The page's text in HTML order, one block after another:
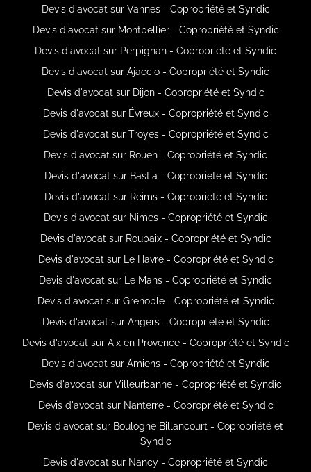
Devis d'avocat sur Vannes - Copropriété et Syndic
Devis d'avocat sur Montpellier - Copropriété et Syndic
Devis d'avocat sur Perpignan - Copropriété et Syndic
Devis d'avocat sur Ajaccio - Copropriété et Syndic
Devis d'avocat sur Dijon - Copropriété et Syndic
Devis d'avocat sur Évreux - Copropriété et Syndic
Devis d'avocat sur Troyes - Copropriété et Syndic
Devis d'avocat sur Rouen - Copropriété et Syndic
Devis d'avocat sur Bastia - Copropriété et Syndic
Devis d'avocat sur Reims - Copropriété et Syndic
Devis d'avocat sur Nimes - Copropriété et Syndic
Devis d'avocat sur Roubaix - Copropriété et Syndic
Devis d'avocat sur Le Havre - Copropriété et Syndic
Devis d'avocat sur Le Mans - Copropriété et Syndic
Devis d'avocat sur Grenoble - Copropriété et Syndic
Devis d'avocat sur Angers - Copropriété et Syndic
Devis d'avocat sur Aix en Provence - Copropriété et Syndic
Devis d'avocat sur Amiens - Copropriété et Syndic
Devis d'avocat sur Villeurbanne - Copropriété et Syndic
Devis d'avocat sur Nanterre - Copropriété et Syndic
Devis d'avocat sur Boulogne Billancourt - Copropriété et
Syndic
Devis d'avocat sur Nancy - Copropriété et Syndic